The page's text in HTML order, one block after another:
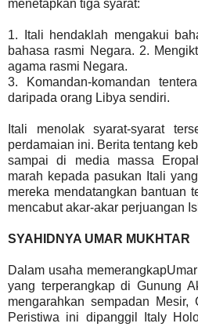
menetapkan tiga syarat:
1. Itali hendaklah mengakui
bahasa rasmi Negara. 2.
agama rasmi Negara.
3. Komandan-komandan
daripada orang Libya sendiri.
Itali menolak syarat-syarat
perdamaian ini. Berita tentang
sampai di media massa
marah kepada pasukan Itali
mereka mendatangkan bantuan
mencabut akar-akar perjuangan
SYAHIDNYA UMAR MUKHTAR
Dalam usaha
yang terperangkap di Gunung
mengarahkan sempadan
Peristiwa ini dipanggil Italy